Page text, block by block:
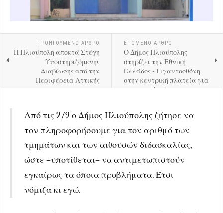
ΠΡΟΗΓΟΎΜΕΝΟ ΑΡΘΡΟ
Η Ηλιούπολη αποκτά Στέγη
Υποστηριζόμενης
Διαβίωσης από την
Περιφέρεια Αττικής
ΕΠΟΜΕΝΟ ΑΡΘΡΟ
Ο Δήμος Ηλιούπολης
στηρίζει την Εθνική
Ελλάδος - Γιγαντοοθόνη
στην κεντρική πλατεία για
τον ημιτελικό του
Από τις 2/9 ο Δήμος Ηλιούπολης ζήτησε να
τον πληροφορήσουμε για τον αριθμό των
τμημάτων και των αιθουσών διδασκαλίας,
ώστε –υποτίθεται– να αντιμετωπιστούν
εγκαίρως τα όποια προβλήματα. Έτσι
νόμιζα κι εγώ.